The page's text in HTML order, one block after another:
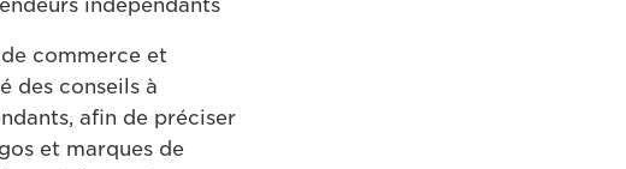
indépendants
commerce et
des conseils à
afin de préciser
et marques de